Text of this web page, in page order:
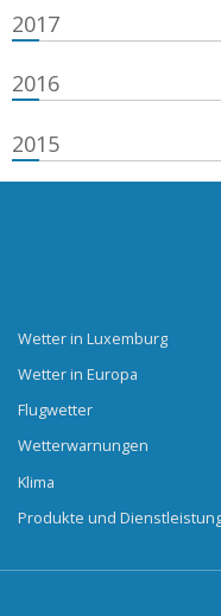
2017
2016
2015
Wetter in Luxemburg
Wetter in Europa
Flugwetter
Wetterwarnungen
Klima
Produkte und